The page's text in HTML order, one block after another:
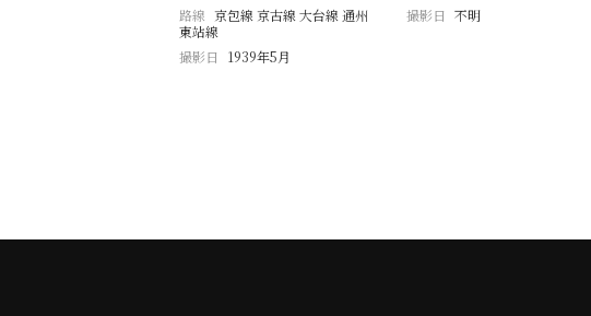
路線 京包線 京古線 大台線 通州
東站線
撮影日
1939年5月
撮影日 不明